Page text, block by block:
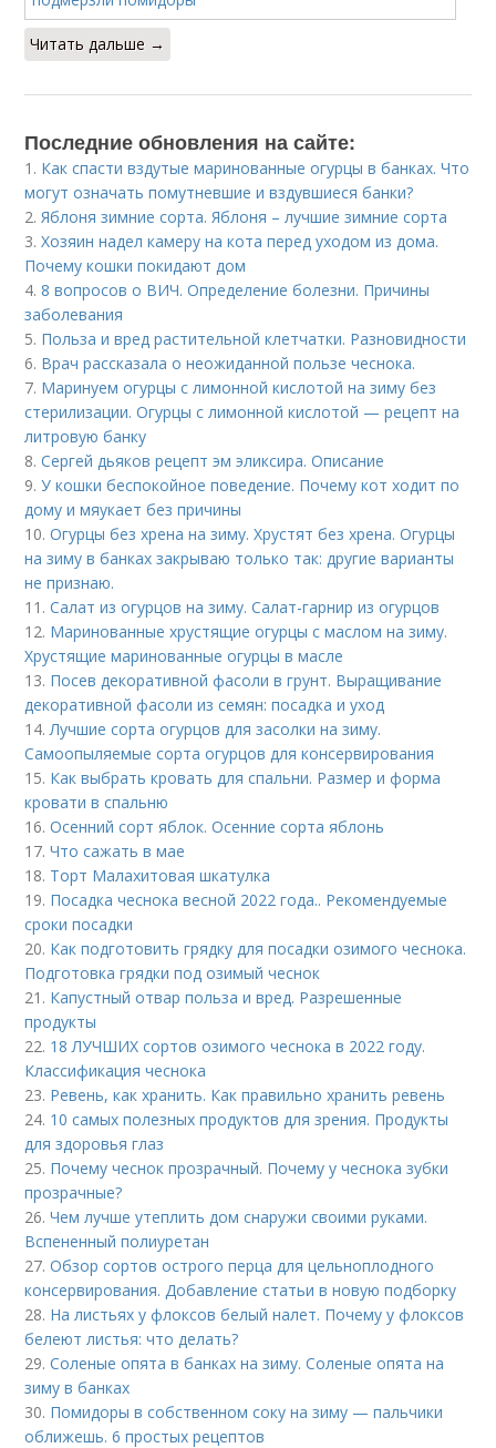
Читать дальше →
Последние обновления на сайте:
1. Как спасти вздутые маринованные огурцы в банках. Что
могут означать помутневшие и вздувшиеся банки?
2.Яблоня зимние сорта. Яблоня – лучшие зимние сорта
3.Хозяин надел камеру на кота перед уходом из дома.
Почему кошки покидают дом
4.8 вопросов о ВИЧ. Определение болезни. Причины
заболевания
5. Польза и вред растительной клетчатки. Разновидности
6. Врач рассказала о неожиданной пользе чеснока.
7. Маринуем огурцы с лимонной кислотой на зиму без
стерилизации. Огурцы с лимонной кислотой — рецепт на
литровую банку
8.Сергей дьяков рецепт эм эликсира. Описание
9.У кошки беспокойное поведение. Почему кот ходит по
дому и мяукает без причины
10.Огурцы без хрена на зиму. Хрустят без хрена. Огурцы
на зиму в банках закрываю только так: другие варианты
не признаю.
11.Салат из огурцов на зиму. Салат-гарнир из огурцов
12. Маринованные хрустящие огурцы с маслом на зиму.
Хрустящие маринованные огурцы в масле
13. Посев декоративной фасоли в грунт. Выращивание
декоративной фасоли из семян: посадка и уход
14.Лучшие сорта огурцов для засолки на зиму.
Самоопыляемые сорта огурцов для консервирования
15. Как выбрать кровать для спальни. Размер и форма
кровати в спальню
16.Осенний сорт яблок. Осенние сорта яблонь
17.Что сажать в мае
18. Торт Малахитовая шкатулка
19. Посадка чеснока весной 2022 года.. Рекомендуемые
сроки посадки
20. Как подготовить грядку для посадки озимого чеснока.
Подготовка грядки под озимый чеснок
21. Капустный отвар польза и вред. Разрешенные
продукты
22. 18 ЛУЧШИХ сортов озимого чеснока в 2022 году.
Классификация чеснока
23. Ревень, как хранить. Как правильно хранить ревень
24. 10 самых полезных продуктов для зрения. Продукты
для здоровья глаз
25. Почему чеснок прозрачный. Почему у чеснока зубки
прозрачные?
26.Чем лучше утеплить дом снаружи своими руками.
Вспененный полиуретан
27.Обзор сортов острого перца для цельноплодного
консервирования. Добавление статьи в новую подборку
28. На листьях у флоксов белый налет. Почему у флоксов
белеют листья: что делать?
29.Соленые опята в банках на зиму. Соленые опята на
зиму в банках
30. Помидоры в собственном соку на зиму — пальчики
оближешь. 6 простых рецептов